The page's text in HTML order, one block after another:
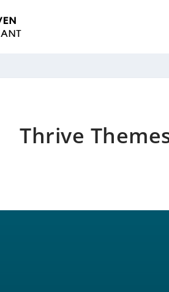
Thrive